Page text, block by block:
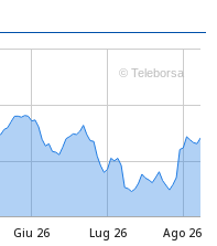
Lug 26
Giu 26 Ago 26
© Teleborsa